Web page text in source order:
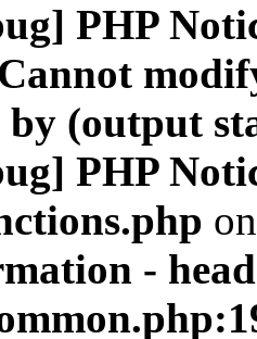
PHP
Cannot
by (output
PHP
-